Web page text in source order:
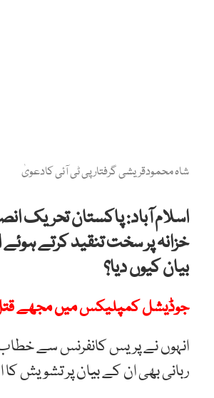
شاہ محمودقریشی گرفتار پی ٹی آئی کادعویٰ
اسلام آباد: پاکستان تحریک
خزانہ پر سخت تنقید کرتے
بیان کیوں دیا؟
جوڈیشل کمپلیکس میں مجھے قتل
انہوں نے پریس کانفرنس سے خطاب
ربانی بھی ان کے بیان پر تشویش